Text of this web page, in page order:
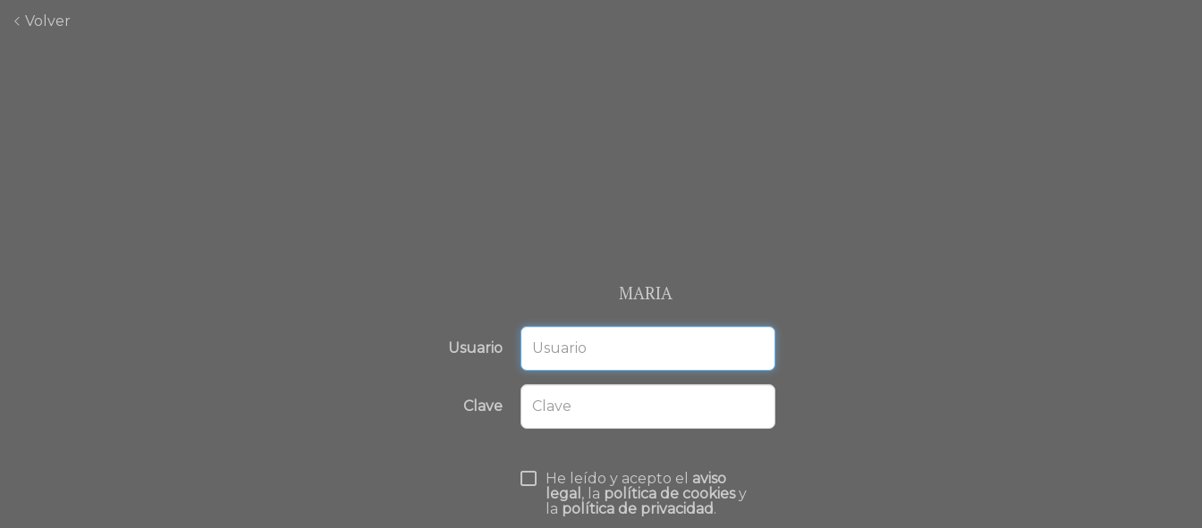
Volver
MARIA
Usuario
Clave
He leído y acepto el aviso
legal , la política de cookiesy
la política de privacidad.